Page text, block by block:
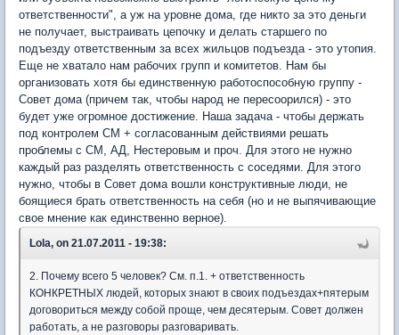
ответственности", а уж на уровне дома, где никто за это деньги
не получает, выстраивать цепочку и делать старшего по
подъезду ответственным за всех жильцов подъезда - это утопия.
Еще не хватало нам рабочих групп и комитетов. Нам бы
организовать хотя бы единственную работоспособную группу -
Совет дома (причем так, чтобы народ не пересоорился) - это
будет уже огромное достижение. Наша задача - чтобы держать
под контролем СМ + согласованным действиями решать
проблемы с СМ, АД, Нестеровым и проч. Для этого не нужно
каждый раз разделять ответственность с соседями. Для этого
нужно, чтобы в Совет дома вошли конструктивные люди, не
боящиеся брать ответственность на себя (но и не выпячивающие
свое мнение как единственно верное).
Lola, on 21.07.2011 - 19:38:
2. Почему всего 5 человек? См. п.1. + ответственность
КОНКРЕТНЫХ людей, которых знают в своих подъездах+пятерым
договориться между собой проще, чем десятерым. Совет должен
работать, а не разговоры разговаривать.